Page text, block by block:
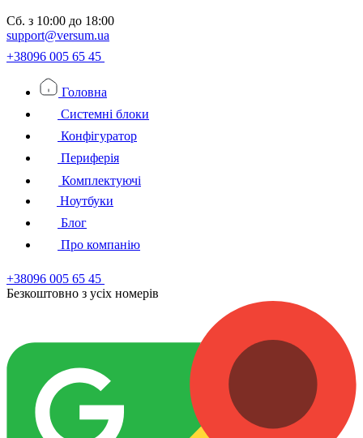
Сб. з 10:00 до 18:00
support@versum.ua
+38096 005 65 45
Головна
Системні блоки
Конфігуратор
Периферія
Комплектуючі
Ноутбуки
Блог
Про компанію
+38096 005 65 45
Безкоштовно з усiх номерiв